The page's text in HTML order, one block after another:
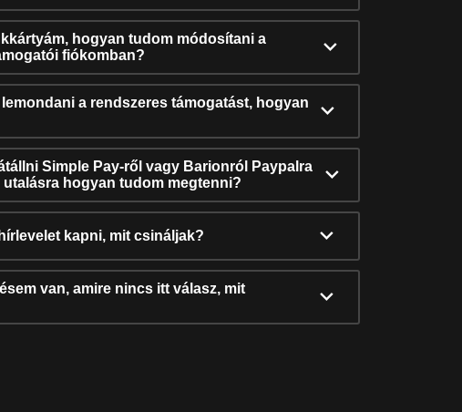
hogyan tudom módosítani a
fiókomban?
a rendszeres támogatást, hogyan
Simple Pay-ről vagy Barionról Paypalra
hogyan tudom megtenni?
kapni, mit csináljak?
van, amire nincs itt válasz, mit